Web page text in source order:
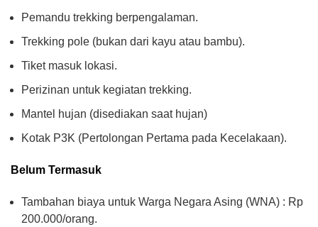
Pemandu trekking berpengalaman.
Trekking pole (bukan dari kayu atau bambu).
Tiket masuk lokasi.
Perizinan untuk kegiatan trekking.
Mantel hujan (disediakan saat hujan)
Kotak P3K (Pertolongan Pertama pada Kecelakaan).
Belum Termasuk
Tambahan biaya untuk Warga Negara Asing (WNA) : Rp
200.000/orang.